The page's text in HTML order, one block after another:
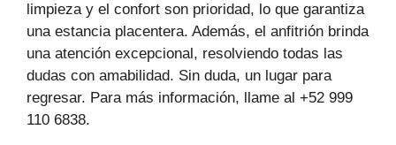
limpieza y el confort son prioridad, lo que garantiza
una estancia placentera. Además, el anfitrión brinda
una atención excepcional, resolviendo todas las
dudas con amabilidad. Sin duda, un lugar para
regresar. Para más información, llame al +52 999
110 6838.